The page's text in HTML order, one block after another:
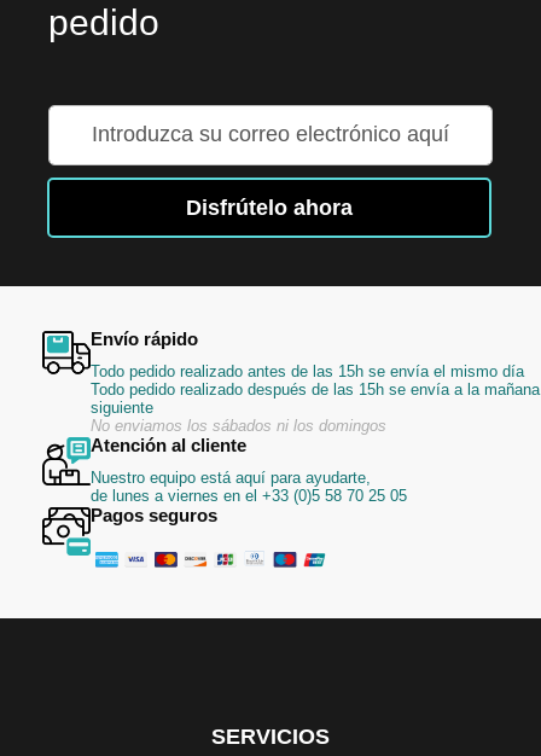
pedido
nuestro
de
Disfrútelo ahora
Envío rápido
Todo pedido realizado antes de las 15h se envía el mismo día
Todo pedido realizado después de las 15h se envía a la mañana
siguiente
No enviamos los sábados ni los domingos
Atención al cliente
Nuestro equipo está aquí para ayudarte,
de lunes a viernes en el +33 (0)5 58 70 25 05
Pagos seguros
SERVICIOS